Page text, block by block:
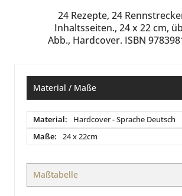
24 Rezepte, 24
Inhaltsseiten., 24 x 22 cm,
Abb., Hardcover. ISBN
Material / Maße
Material
/
Maße
Hardcover - Sprache Deutsch
24 x 22cm
Maßtabelle